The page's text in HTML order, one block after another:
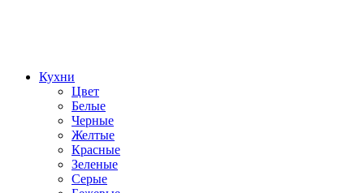
Кухни
Цвет
Белые
Черные
Желтые
Красные
Зеленые
Серые